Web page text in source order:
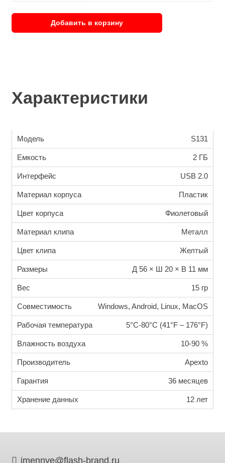
Добавить в корзину
Характеристики
Модель S131
Емкость 2 ГБ
Интерфейс USB 2.0
Материал корпуса Пластик
Цвет корпуса Фиолетовый
Материал клипа Металл
Цвет клипа Желтый
Размеры Д 56 × Ш 20 × В 11 мм
Вес 15 гр
Совместимость Windows, Android, Linux, MacOS
Рабочая температура 5°C-80°C (41°F – 176°F)
Влажность воздуха 10-90 %
Производитель Apexto
Гарантия 36 месяцев
Хранение данных 12 лет
imennye@flash-brand.ru